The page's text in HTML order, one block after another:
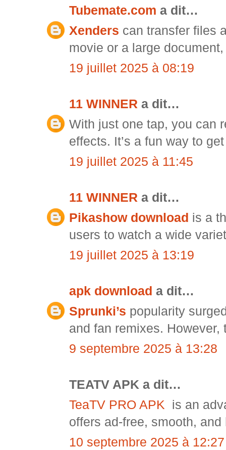
Tubemate.com a dit…
Xenders can transfer files
movie or a large
19 juillet 2025 à 08:19
11 WINNER a dit…
With just one tap, you can
effects. It’s a fun way to
19 juillet 2025 à 11:45
11 WINNER a dit…
Pikashow download is a
users to watch a wide
19 juillet 2025 à 13:19
apk download a dit…
Sprunki’s popularity
and fan remixes. However,
9 septembre 2025 à 13:28
TEATV APK a dit…
TeaTV PRO APK is an
offers ad-free, smooth,
10 septembre 2025 à 12:27